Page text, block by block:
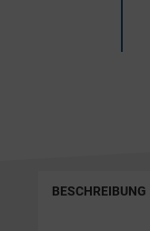
BESCHREIBUNG